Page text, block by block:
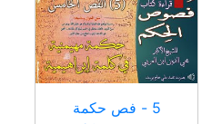
5 - فص حكمة